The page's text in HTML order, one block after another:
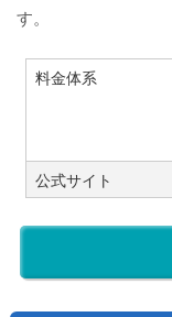
す。
料金体系
公式サイト